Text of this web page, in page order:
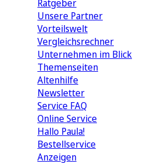
Ratgeber
Unsere Partner
Vorteilswelt
Vergleichsrechner
Unternehmen im Blick
Themenseiten
Altenhilfe
Newsletter
Service FAQ
Online Service
Hallo Paula!
Bestellservice
Anzeigen